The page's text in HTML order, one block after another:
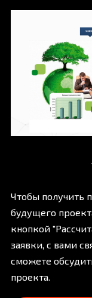
Чтобы получить
будущего
кнопкой
заявки, с вами
сможете
проекта.